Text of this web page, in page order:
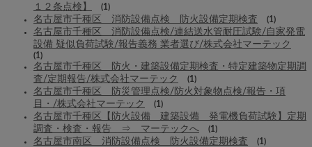
１２条点検】
(1)
名古屋市千種区 消防設備点検 防火設備定期検査 (1)
名古屋市千種区 消防設備点検/連結送水管耐圧試験/自家発電
設備 疑似負荷試験/報告義務 業者選び/株式会社マーテック
(1)
名古屋市千種区 防火・建築設備定期検査・特定建築物定期調
査/定期報告/株式会社マーテック
(1)
名古屋市千種区 防災管理点検/防火対象物点検/報告・項
目・/株式会社マーテック
(1)
名古屋市千種区【防火設備 建築設備 発電機負荷試験】定期
調査・検査・報告 ⇒ マーテックへ
(1)
名古屋市南区 消防設備点検 防火設備定期検査 (1)